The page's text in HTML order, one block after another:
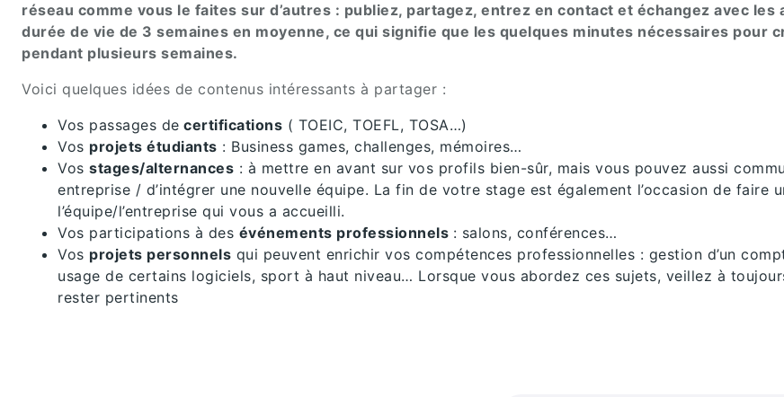
réseau comme vous le faites sur d’autres : publiez, partagez, entrez en contact et échangez avec les
durée de vie de 3 semaines en moyenne, ce qui signifie que les quelques minutes nécessaires
pendant plusieurs semaines.
Voici quelques idées de contenus intéressants à partager :
Vos passages de certifications ( TOEIC, TOEFL, TOSA…)
Vos projets étudiants : Business games, challenges, mémoires…
Vos stages/alternances : à mettre en avant sur vos profils bien-sûr, mais vous pouvez aussi
entreprise / d’intégrer une nouvelle équipe. La fin de votre stage est également l’occasion de faire
l’équipe/l’entreprise qui vous a accueilli.
Vos participations à des événements professionnels : salons, conférences…
Vos projets personnels qui peuvent enrichir vos compétences professionnelles : gestion d’un
usage de certains logiciels, sport à haut niveau… Lorsque vous abordez ces sujets, veillez à
rester pertinents